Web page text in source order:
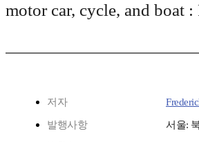
motor car, cycle, and boat
저자
발행사항 서울: